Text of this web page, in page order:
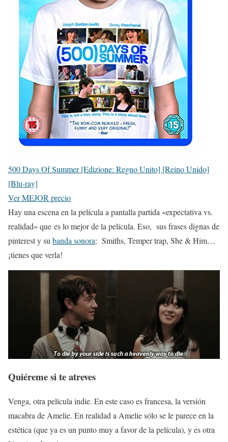
500 Days Of Summer [Edizione: Regno Unito] [Reino Unido]
[Blu-ray]
Ver MEJOR precio
Hay una escena en la película a pantalla partida «expectativa vs.
realidad» que es lo mejor de la película. Eso, sus frases dignas de
pinterest y su banda sonora: Smiths, Temper trap, She & Him…
¡tienes que verla!
Quiéreme si te atreves
Venga, otra película indie. En este caso es francesa, la versión
macabra de Amelie. En realidad a Amelie sólo se le parece en la
estética (que ya es un punto muy a favor de la película), y es otra